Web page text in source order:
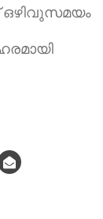
ഒഴിവുസമയം